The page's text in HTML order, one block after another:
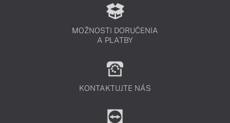
MOŽNOSTI DORUČENIA
A PLATBY
KONTAKTUJTE NÁS